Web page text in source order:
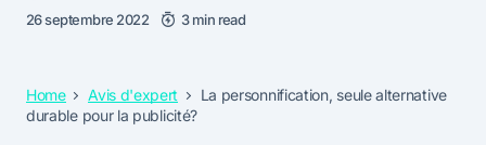
26 septembre 2022 3 min read
Home Avis d'expert
La personnification, seule alternative
durable pour la publicité?